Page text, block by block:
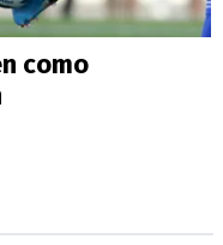
como